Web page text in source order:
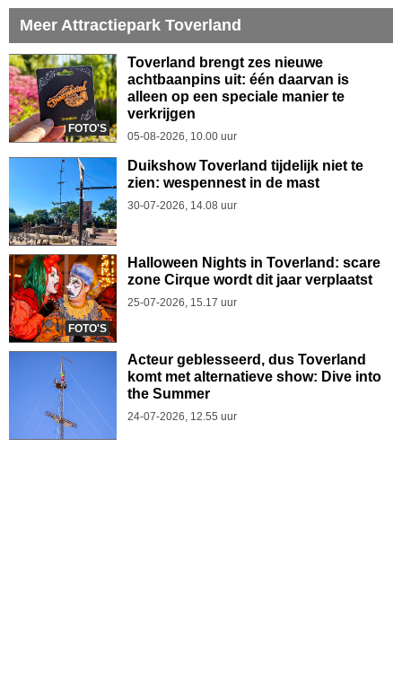
Meer Attractiepark Toverland
FOTO'S
Toverland brengt zes nieuwe
achtbaanpins uit: één daarvan is
alleen op een speciale manier te
verkrijgen
05-08-2026, 10.00 uur
Duikshow Toverland tijdelijk niet te
zien: wespennest in de mast
30-07-2026, 14.08 uur
FOTO'S
Halloween Nights in Toverland: scare
zone Cirque wordt dit jaar verplaatst
25-07-2026, 15.17 uur
Acteur geblesseerd, dus Toverland
komt met alternatieve show: Dive into
the Summer
24-07-2026, 12.55 uur